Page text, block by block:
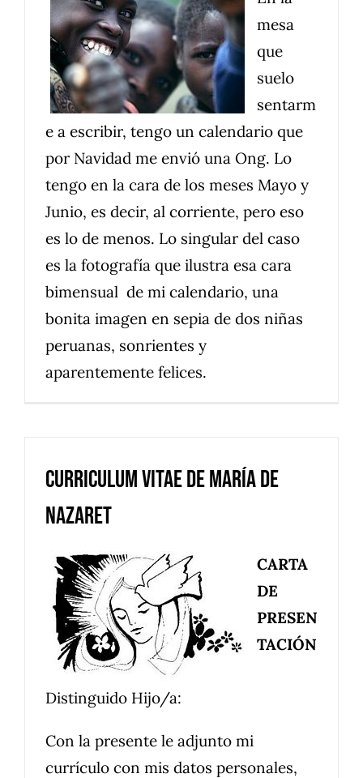
mesa
que
suelo
sentarm
e a escribir, tengo un calendario que
por Navidad me envió una Ong. Lo
tengo en la cara de los meses Mayo y
Junio, es decir, al corriente, pero eso
es lo de menos. Lo singular del caso
es la fotografía que ilustra esa cara
bimensual de mi calendario, una
bonita imagen en sepia de dos niñas
peruanas, sonrientes y
aparentemente felices.
Curriculum Vitae de María de
Nazaret
CARTA
DE
PRESEN
TACIÓN
Distinguido Hijo/a:
Con la presente le adjunto mi
currículo con mis datos personales,